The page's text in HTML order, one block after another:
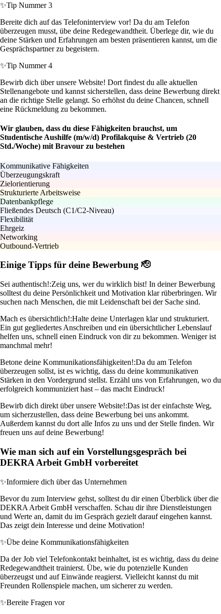
✨Tip Nummer 3
Bereite dich auf das Telefoninterview vor! Da du am Telefon
überzeugen musst, übe deine Redegewandtheit. Überlege dir, wie du
deine Stärken und Erfahrungen am besten präsentieren kannst, um die
Gesprächspartner zu begeistern.
✨Tip Nummer 4
Bewirb dich über unsere Website! Dort findest du alle aktuellen
Stellenangebote und kannst sicherstellen, dass deine Bewerbung direkt
an die richtige Stelle gelangt. So erhöhst du deine Chancen, schnell
eine Rückmeldung zu bekommen.
Wir glauben, dass du diese Fähigkeiten brauchst, um
Studentische Aushilfe (m/w/d) Profilakquise & Vertrieb (20
Std./Woche) mit Bravour zu bestehen
Kommunikative Fähigkeiten
Überzeugungskraft
Zielorientierung
Strukturierte Arbeitsweise
Datenbankpflege
Fließendes Deutsch (C1/C2-Niveau)
Flexibilität
Ehrgeiz
Networking
Outbound-Vertrieb
Einige Tipps für deine Bewerbung 🫡
Sei authentisch!:Zeig uns, wer du wirklich bist! In deiner Bewerbung
solltest du deine Persönlichkeit und Motivation klar rüberbringen. Wir
suchen nach Menschen, die mit Leidenschaft bei der Sache sind.
Mach es übersichtlich!:Halte deine Unterlagen klar und strukturiert.
Ein gut gegliedertes Anschreiben und ein übersichtlicher Lebenslauf
helfen uns, schnell einen Eindruck von dir zu bekommen. Weniger ist
manchmal mehr!
Betone deine Kommunikationsfähigkeiten!:Da du am Telefon
überzeugen sollst, ist es wichtig, dass du deine kommunikativen
Stärken in den Vordergrund stellst. Erzähl uns von Erfahrungen, wo du
erfolgreich kommuniziert hast – das macht Eindruck!
Bewirb dich direkt über unsere Website!:Das ist der einfachste Weg,
um sicherzustellen, dass deine Bewerbung bei uns ankommt.
Außerdem kannst du dort alle Infos zu uns und der Stelle finden. Wir
freuen uns auf deine Bewerbung!
Wie man sich auf ein Vorstellungsgespräch bei
DEKRA Arbeit GmbH vorbereitet
✨Informiere dich über das Unternehmen
Bevor du zum Interview gehst, solltest du dir einen Überblick über die
DEKRA Arbeit GmbH verschaffen. Schau dir ihre Dienstleistungen
und Werte an, damit du im Gespräch gezielt darauf eingehen kannst.
Das zeigt dein Interesse und deine Motivation!
✨Übe deine Kommunikationsfähigkeiten
Da der Job viel Telefonkontakt beinhaltet, ist es wichtig, dass du deine
Redegewandtheit trainierst. Übe, wie du potenzielle Kunden
überzeugst und auf Einwände reagierst. Vielleicht kannst du mit
Freunden Rollenspiele machen, um sicherer zu werden.
✨Bereite Fragen vor